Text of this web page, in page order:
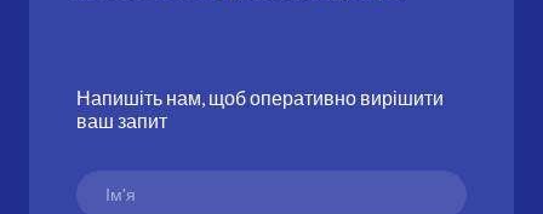
Напишіть нам, щоб оперативно вирішити
ваш запит